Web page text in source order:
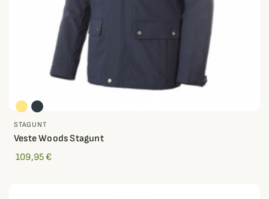
STAGUNT
Veste Woods Stagunt
109,95 €